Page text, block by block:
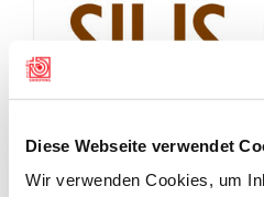
Diese Webseite verwendet
Wir verwenden Cookies, um